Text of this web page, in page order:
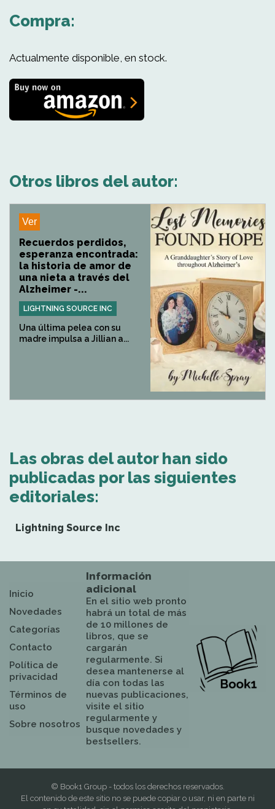
Compra:
Actualmente disponible, en stock.
Otros libros del autor:
Ver
Recuerdos perdidos,
esperanza encontrada:
la historia de amor de
una nieta a través del
Alzheimer -...
LIGHTNING SOURCE INC
Una última pelea con su
madre impulsa a Jillian a...
Las obras del autor han sido
publicadas por las siguientes
editoriales:
Lightning Source Inc
Inicio
Novedades
Categorías
Contacto
Política de
privacidad
Términos de
uso
Sobre nosotros
Información
adicional
En el sitio web pronto
habrá un total de más
de 10 millones de
libros, que se
cargarán
regularmente. Si
desea mantenerse al
día con todas las
nuevas publicaciones,
visite el sitio
regularmente y
busque novedades y
bestsellers.
© Book1 Group - todos los derechos reservados.
El contenido de este sitio no se puede copiar o usar, ni en parte ni